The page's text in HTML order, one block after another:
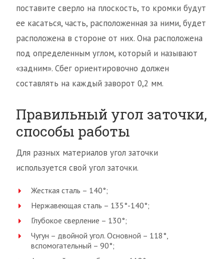
поставите сверло на плоскость, то кромки будут
ее касаться, часть, расположенная за ними, будет
расположена в стороне от них. Она расположена
под определенным углом, который и называют
«задним». Сбег ориентировочно должен
составлять на каждый заворот 0,2 мм.
Правильный угол заточки,
способы работы
Для разных материалов угол заточки
используется свой угол заточки.
Жесткая сталь – 140°;
Нержавеющая сталь – 135°-140°;
Глубокое сверление – 130°;
Чугун – двойной угол. Основной – 118°,
вспомогательный – 90°;